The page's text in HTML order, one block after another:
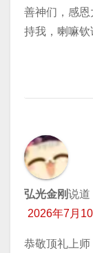
善神们，感
持我，喇嘛钦
弘光金刚说道
2026年7月
恭敬顶礼上师